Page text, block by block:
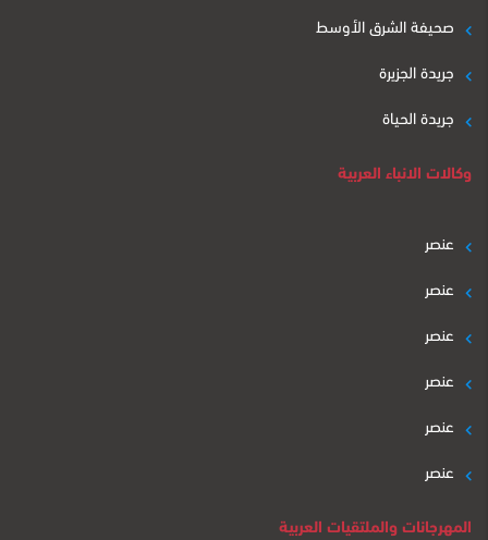
صحيفة الشرق الأوسط
جريدة الجزيرة
جريدة الحياة
وكالات الانباء العربية
عنصر
عنصر
عنصر
عنصر
عنصر
عنصر
المهرجانات والملتقيات العربية